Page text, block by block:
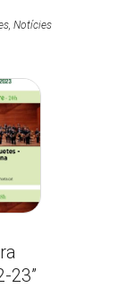
Notícies
23”